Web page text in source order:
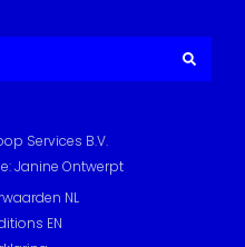
Services B.V.
Janine Ontwerpt
NL
EN